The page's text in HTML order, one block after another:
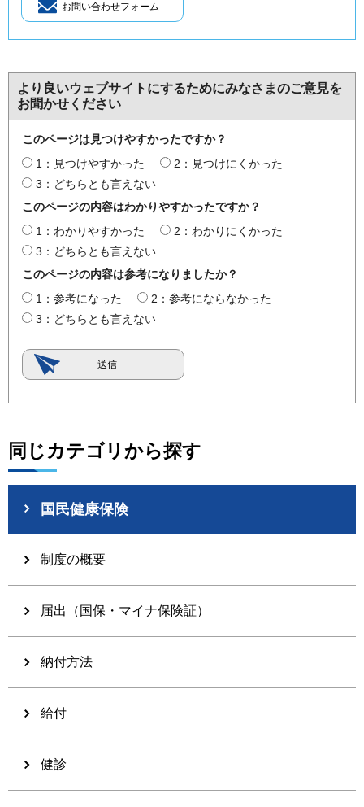
より良いウェブサイトにするためにみなさまのご意見を
お聞かせください
このページは見つけやすかったですか？
1：見つけやすかった
2：見つけにくかった
3：どちらとも言えない
このページの内容はわかりやすかったですか？
1：わかりやすかった
2：わかりにくかった
3：どちらとも言えない
このページの内容は参考になりましたか？
1：参考になった
2：参考にならなかった
3：どちらとも言えない
同じカテゴリから探す
国民健康保険
制度の概要
届出（国保・マイナ保険証）
納付方法
給付
健診